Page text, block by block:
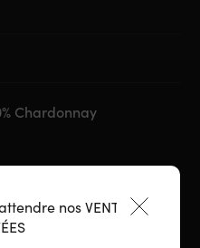
Chardonnay
nos VENTES